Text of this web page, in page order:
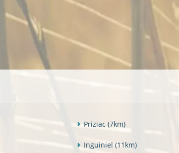
Priziac (7km)
Inguiniel (11km)